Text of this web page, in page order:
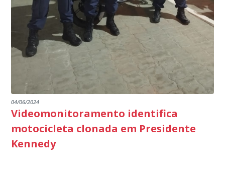
Ministério Público através de depoimentos
emocionantes de pais e professores no decorrer da
escuta pública.
04/06/2024
Videomonitoramento identifica
motocicleta clonada em Presidente
Kennedy